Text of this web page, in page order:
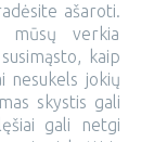
ašaroti.
mūsų verkia
kaip
nesukels jokių
skystis gali
gali netgi